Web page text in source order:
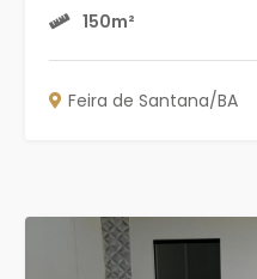
150m²
Feira de Santana/BA